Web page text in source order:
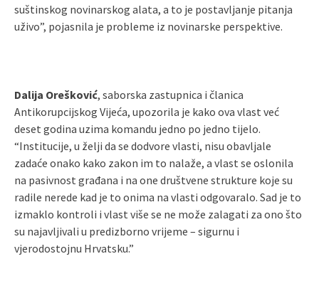
suštinskog novinarskog alata, a to je postavljanje pitanja
uživo”, pojasnila je probleme iz novinarske perspektive.
Dalija Orešković, saborska zastupnica i članica
Antikorupcijskog Vijeća, upozorila je kako ova vlast već
deset godina uzima komandu jedno po jedno tijelo.
“Institucije, u želji da se dodvore vlasti, nisu obavljale
zadaće onako kako zakon im to nalaže, a vlast se oslonila
na pasivnost građana i na one društvene strukture koje su
radile nerede kad je to onima na vlasti odgovaralo. Sad je to
izmaklo kontroli i vlast više se ne može zalagati za ono što
su najavljivali u predizborno vrijeme – sigurnu i
vjerodostojnu Hrvatsku.”